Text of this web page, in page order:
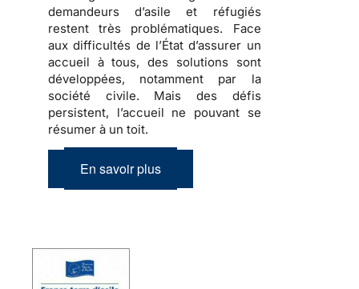
demandeurs d’asile et réfugiés
restent très problématiques. Face
aux difficultés de l’État d’assurer un
accueil à tous, des solutions sont
développées, notamment par la
société civile. Mais des défis
persistent, l’accueil ne pouvant se
résumer à un toit.
En savoir plus